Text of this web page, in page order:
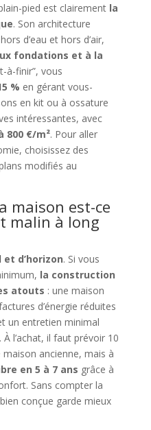
pied est clairement la
. Son architecture
d’eau et hors d’air,
fondations et à la
à-finir”, vous
% en gérant vous-
en kit ou à ossature
intéressantes, avec
€/m². Pour aller
choisissez des
modifiés au
maison est-ce
malin à long
et d’horizon. Si vous
la construction
atouts : une maison
d’énergie réduites
un entretien minimal
l’achat, il faut prévoir 10
ancienne, mais à
en 5 à 7 ans grâce à
Sans compter la
conçue garde mieux